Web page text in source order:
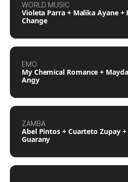
WORLD MUSIC
Violeta Parra + Malika Ayane +
Change
EMO
My Chemical Romance +
Angy
ZAMBA
Abel Pintos + Cuarteto Zupay
Guarany